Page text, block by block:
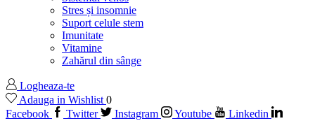
Stres și insomnie
Suport celule stem
Imunitate
Vitamine
Zahărul din sânge
Logheaza-te
Adauga in Wishlist 0
Facebook
Twitter Instagram Youtube Linkedin